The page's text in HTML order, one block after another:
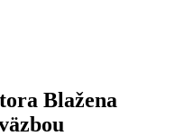
Blažena